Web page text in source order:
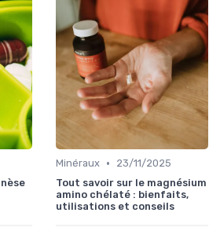
Minéraux •
23/11/2025
Tout savoir sur le magnésium
amino chélaté : bienfaits,
utilisations et conseils